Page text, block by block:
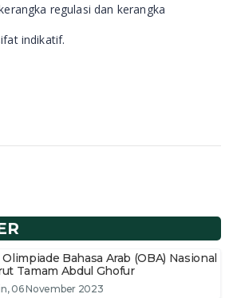
regulasi dan kerangka
indikatif.
Bahasa Arab (OBA) Nasional
Tamam Abdul Ghofur
06 November 2023